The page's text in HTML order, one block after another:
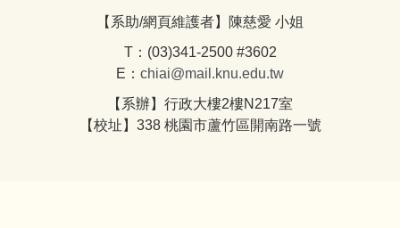
【系助/網頁維護者】陳慈愛 小姐
T：(03)341-2500 #3602
E： chiai@mail.knu.edu.tw
【系辦】行政大樓2樓N217室
【校址】338 桃園市蘆竹區開南路一號